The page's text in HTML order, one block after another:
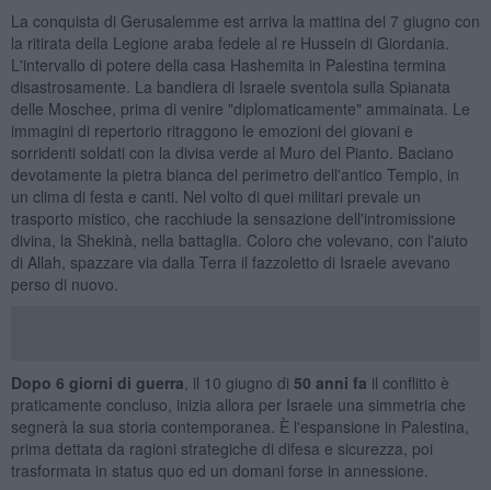
La conquista di Gerusalemme est arriva la mattina del 7 giugno con
la ritirata della Legione araba fedele al re Hussein di Giordania.
L'intervallo di potere della casa Hashemita in Palestina termina
disastrosamente. La bandiera di Israele sventola sulla Spianata
delle Moschee, prima di venire "diplomaticamente" ammainata. Le
immagini di repertorio ritraggono le emozioni dei giovani e
sorridenti soldati con la divisa verde al Muro del Pianto. Baciano
devotamente la pietra bianca del perimetro dell'antico Tempio, in
un clima di festa e canti. Nel volto di quei militari prevale un
trasporto mistico, che racchiude la sensazione dell'intromissione
divina, la Shekinà, nella battaglia. Coloro che volevano, con l'aiuto
di Allah, spazzare via dalla Terra il fazzoletto di Israele avevano
perso di nuovo.
Dopo 6 giorni di guerra , il 10 giugno di 50 anni fa il conflitto è
praticamente concluso, inizia allora per Israele una simmetria che
segnerà la sua storia contemporanea. È l'espansione in Palestina,
prima dettata da ragioni strategiche di difesa e sicurezza, poi
trasformata in status quo ed un domani forse in annessione.